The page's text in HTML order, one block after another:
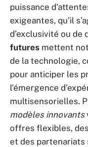
puissance
exigeantes, qu’il
d’exclusivité ou de
futures mettent
de la technologie,
pour anticiper les
l’émergence
multisensorielles.
modèles innovants
offres flexibles,
et des